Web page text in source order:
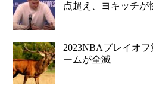
点超え、ヨキッチ
2023NBAプレイオ
ームが全滅